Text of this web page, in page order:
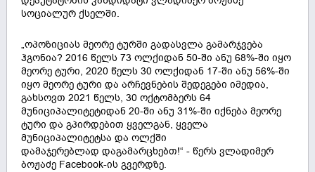
სოციალურ ქსელში.
„ოპოზიციას მეორე ტურში გადასვლა გამარჯვება
ჰგონია? 2016 წელს 73 ოლქიდან 50-ში ანუ 68%-ში იყო
მეორე ტური, 2020 წელს 30 ოლქიდან 17-ში ანუ 56%-ში
იყო მეორე ტური და არჩევნების შედეგები იმედია,
გახსოვთ 2021 წელს, 30 ოქტომბერს 64
მუნიციპალიტეტიდან 20-ში ანუ 31%-ში იქნება მეორე
ტური და გპირდებით ყველგან, ყველა
მუნიციპალიტეტსა და ოლქში
დამაჯერებლად დაგამარცხებთ!“ - წერს ვლადიმერ
ბოჟაძე Facebook-ის გვერდზე.